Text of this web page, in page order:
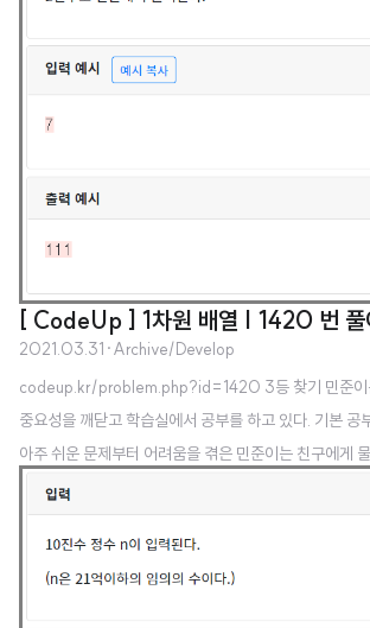
[ CodeUp ] 1차원 배열 | 1420 번 풀
2021.03.31 ·Archive/Develop
codeup.kr/problem.php?id=1420 3등 찾기 민준이
중요성을 깨닫고 학습실에서 공부를 하고 있다. 기본 공
아주 쉬운 문제부터 어려움을 겪은 민준이는 친구에게
잘 codeup.kr [ 풀이 ] print(bin(int(input()))[2:])